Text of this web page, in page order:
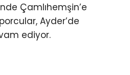
Çamlıhemşin’e
Ayder’de
ediyor.